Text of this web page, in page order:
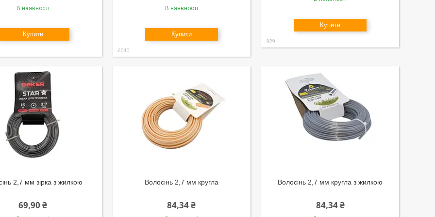
В наявності
Купити
В наявності
Купити
6040
Купити
929
2,7 мм зірка з жилкою
69,90 ₴
Волосінь 2,7 мм кругла
84,34 ₴
Волосінь 2,7 мм кругла з жилкою
84,34 ₴